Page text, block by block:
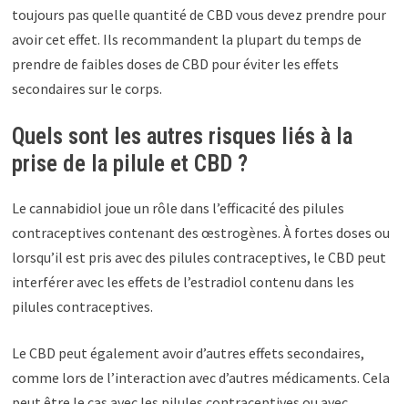
toujours pas quelle quantité de CBD vous devez prendre pour
avoir cet effet. Ils recommandent la plupart du temps de
prendre de faibles doses de CBD pour éviter les effets
secondaires sur le corps.
Quels sont les autres risques liés à la
prise de la pilule et CBD ?
Le cannabidiol joue un rôle dans l’efficacité des pilules
contraceptives contenant des œstrogènes. À fortes doses ou
lorsqu’il est pris avec des pilules contraceptives, le CBD peut
interférer avec les effets de l’estradiol contenu dans les
pilules contraceptives.
Le CBD peut également avoir d’autres effets secondaires,
comme lors de l’interaction avec d’autres médicaments. Cela